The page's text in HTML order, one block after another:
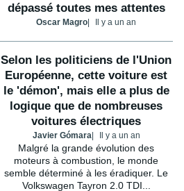
dépassé toutes mes attentes
Oscar Magro Il y a un an
Selon les politiciens de l'Union
Européenne, cette voiture est
le 'démon', mais elle a plus de
logique que de nombreuses
voitures électriques
Javier Gómara Il y a un an
Malgré la grande évolution des
moteurs à combustion, le monde
semble déterminé à les éradiquer. Le
Volkswagen Tayron 2.0 TDI...